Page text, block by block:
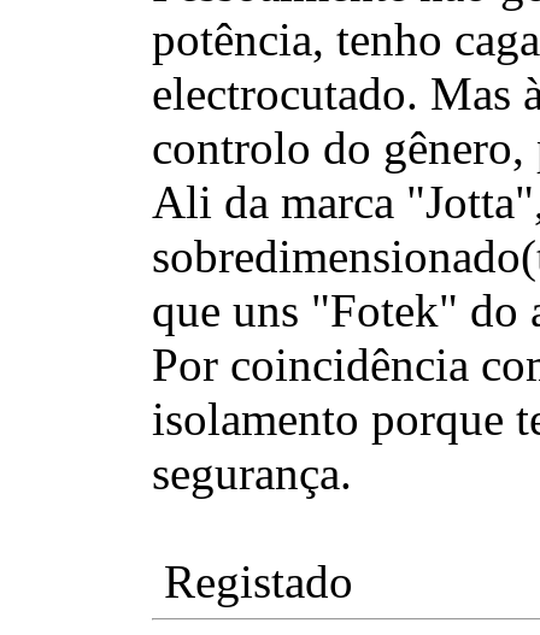
potência, tenho
electrocutado. Mas
controlo do
Ali da marca
que uns "Fotek" do
Por coincidência
isolamento porque
segurança.
Registado